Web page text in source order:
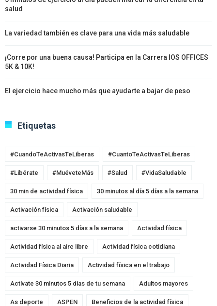
salud
La variedad también es clave para una vida más saludable
¡Corre por una buena causa! Participa en la Carrera IOS OFFICES
5K & 10K!
El ejercicio hace mucho más que ayudarte a bajar de peso
Etiquetas
#CuandoTeActivasTeLiberas #CuantoTeActivasTeLiberas
#Libérate #MuéveteMás #Salud #VidaSaludable
30 min de actividad física 30 minutos al día 5 días a la semana
Activación física Activación saludable
activarse 30 minutos 5 días a la semana Actividad física
Actividad física al aire libre Actividad física cotidiana
Actividad Física Diaria Actividad física en el trabajo
Actívate 30 minutos 5 días de tu semana Adultos mayores
As deporte ASPEN Beneficios de la actividad física